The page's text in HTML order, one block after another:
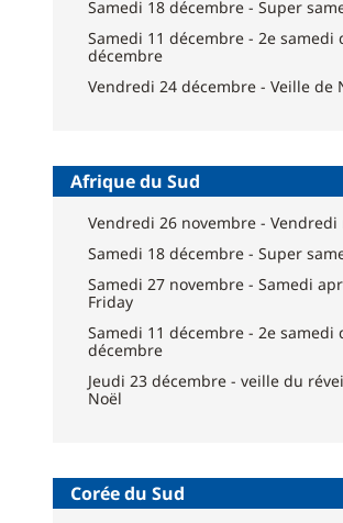
Samedi 18 décembre - Super
Samedi 11 décembre - 2e samedi
décembre
Vendredi 24 décembre - Veille de
Afrique du Sud
Vendredi 26 novembre - Vendredi
Samedi 18 décembre - Super
Samedi 27 novembre - Samedi
Friday
Samedi 11 décembre - 2e samedi
décembre
Jeudi 23 décembre - veille du
Noël
Corée du Sud